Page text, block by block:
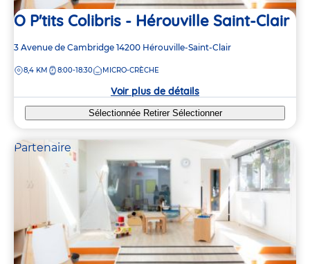
O P'tits Colibris - Hérouville Saint-Clair
Adresse
la
3 Avenue de Cambridge 14200 Hérouville-Saint-Clair
DISTANCE
8,4 KM 8:00-18:30 MICRO-CRÈCHE
Voir plus de détails
Sélectionnée Retirer Sélectionner
Partenaire